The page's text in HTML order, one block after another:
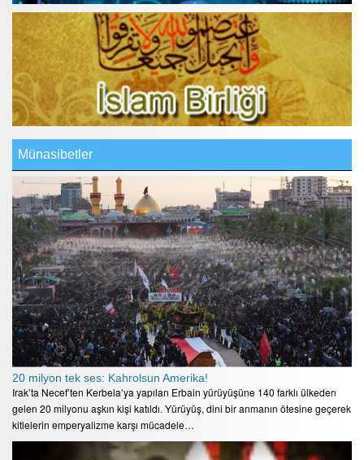
Münasibetler
20 milyon tek ses: Kahrolsun Amerika!
Irak’ta Necef’ten Kerbela’ya yapılan Erbain yürüyüşüne 140 farklı ülkeden
gelen 20 milyonu aşkın kişi katıldı. Yürüyüş, dini bir anmanın ötesine geçerek
kitlelerin emperyalizme karşı mücadele…